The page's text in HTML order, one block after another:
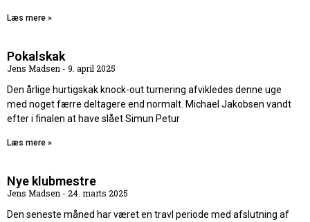
Læs mere »
Pokalskak
Jens Madsen
9. april 2025
Den årlige hurtigskak knock-out turnering afvikledes denne uge
med noget færre deltagere end normalt. Michael Jakobsen vandt
efter i finalen at have slået Simun Petur
Læs mere »
Nye klubmestre
Jens Madsen
24. marts 2025
Den seneste måned har været en travl periode med afslutning af